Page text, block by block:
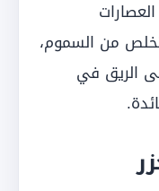
من السموم،
الريق في